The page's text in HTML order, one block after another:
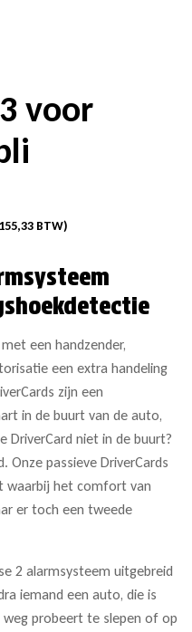
voor
155,33 BTW)
een handzender,
een extra handeling
zijn een
in de buurt van de auto,
DriverCard niet in de buurt?
Onze passieve DriverCards
waarbij het comfort van
er toch een tweede
2 alarmsysteem uitgebreid
iemand een auto, die is
probeert te slepen of op